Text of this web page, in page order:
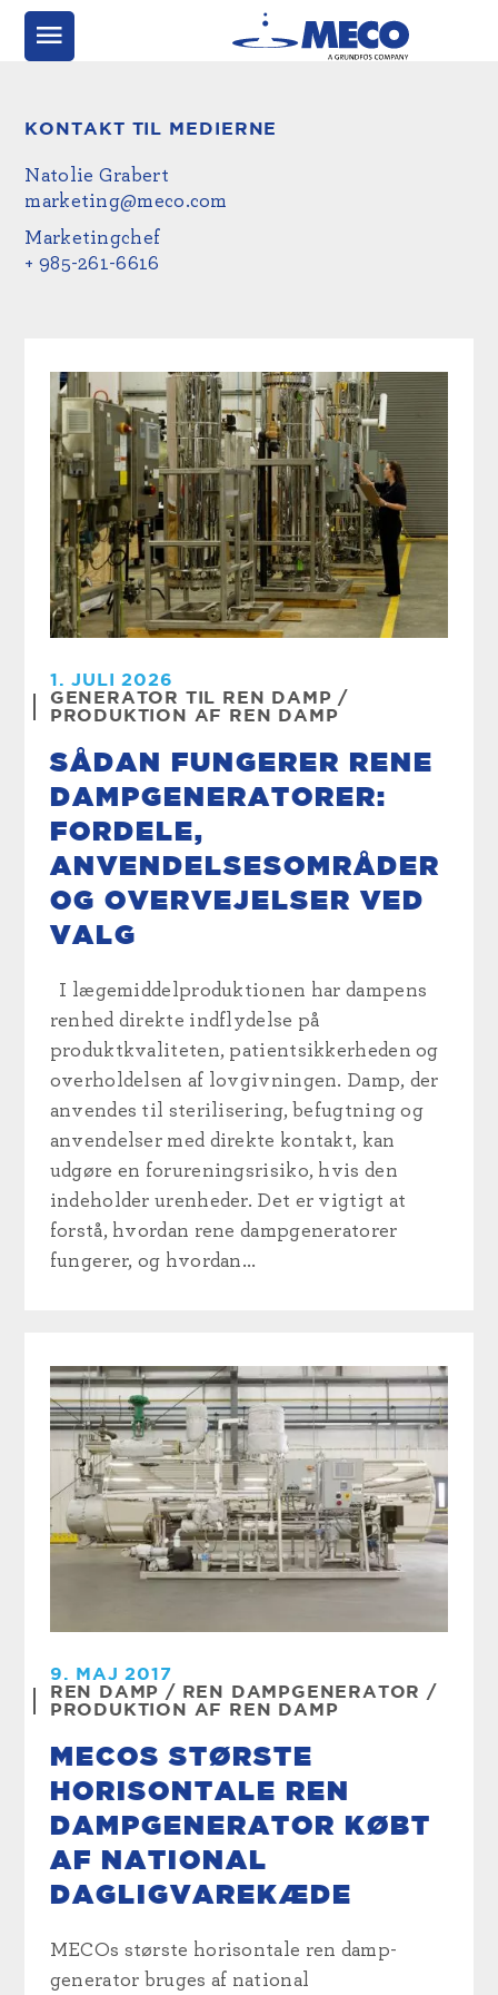
KONTAKT TIL MEDIERNE
Natolie Grabert
marketing@meco.com
Marketingchef
+ 985-261-6616
1. JULI 2026
GENERATOR TIL REN DAMP /
PRODUKTION AF REN DAMP
SÅDAN FUNGERER RENE
DAMPGENERATORER:
FORDELE,
ANVENDELSESOMRÅDER
OG OVERVEJELSER VED
VALG
I lægemiddelproduktionen har dampens
renhed direkte indflydelse på
produktkvaliteten, patientsikkerheden og
overholdelsen af lovgivningen. Damp, der
anvendes til sterilisering, befugtning og
anvendelser med direkte kontakt, kan
udgøre en forureningsrisiko, hvis den
indeholder urenheder. Det er vigtigt at
forstå, hvordan rene dampgeneratorer
fungerer, og hvordan...
9. MAJ 2017
REN DAMP / REN DAMPGENERATOR /
PRODUKTION
AF REN DAMP
MECOS STØRSTE
HORISONTALE REN
DAMPGENERATOR KØBT
AF NATIONAL
DAGLIGVAREKÆDE
MECOs største horisontale ren damp-
generator bruges af national